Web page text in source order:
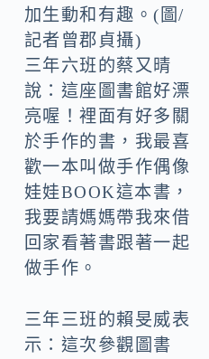
加生動和有趣。(圖/
記者曾郡貞攝)
三年六班的蔡又晴
說：這座圖書館好漂
亮喔！裡面有好多關
於手作的書，我最喜
歡一本叫做手作偶像
娃娃BOOK這本書，
我要請媽媽帶我來借
回家看著書跟著一起
做手作。
三年三班的賴旻威表
示：這次參觀圖書